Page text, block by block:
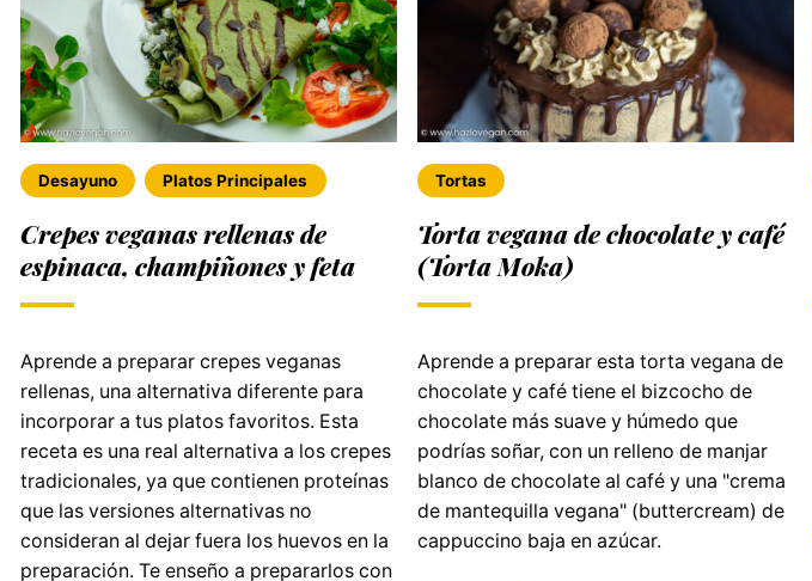
Desayuno Platos Principales
Crepes veganas rellenas de
espinaca, champiñones y feta
Aprende a preparar crepes veganas
rellenas, una alternativa diferente para
incorporar a tus platos favoritos. Esta
receta es una real alternativa a los crepes
tradicionales, ya que contienen proteínas
que las versiones alternativas no
consideran al dejar fuera los huevos en la
preparación. Te enseño a prepararlos con
Tortas
Torta vegana de chocolate y café
(Torta Moka)
Aprende a preparar esta torta vegana de
chocolate y café tiene el bizcocho de
chocolate más suave y húmedo que
podrías soñar, con un relleno de manjar
blanco de chocolate al café y una "crema
de mantequilla vegana" (buttercream) de
cappuccino baja en azúcar.